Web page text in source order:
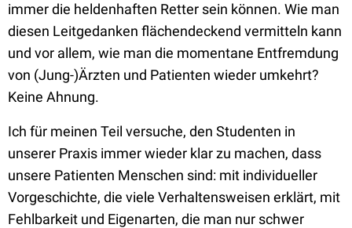
immer die heldenhaften Retter sein können. Wie man
diesen Leitgedanken flächendeckend vermitteln kann
und vor allem, wie man die momentane Entfremdung
von (Jung-)Ärzten und Patienten wieder umkehrt?
Keine Ahnung.
Ich für meinen Teil versuche, den Studenten in
unserer Praxis immer wieder klar zu machen, dass
unsere Patienten Menschen sind: mit individueller
Vorgeschichte, die viele Verhaltensweisen erklärt, mit
Fehlbarkeit und Eigenarten, die man nur schwer